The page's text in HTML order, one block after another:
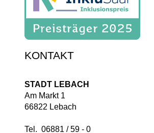
KONTAKT
STADT LEBACH
Am Markt 1
66822 Lebach
Tel. 06881 / 59 - 0